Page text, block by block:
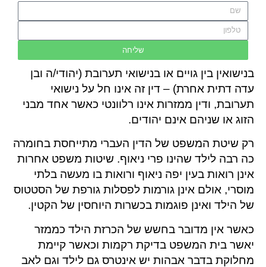
שליחה
בנישואין בין גויים או בנישואי תערובת (יהודי/ה ובן
עדה דתית אחרת) – דין זה אינו חל על נישואי
תערובת, ודין ממזרות אינו רלוונטי כאשר אחד מבני
הזוג או שניהם אינם יהודים.
רק שיטת המשפט של הדין העברי מתייחסת בחומרה
כה רבה לילד שהינו פרי ניאוף. שיטות משפט אחרות
אינן רואות בעין יפה ניאוף ורואות בו מעשה בלתי
מוסרי, אולם אינן גורמות לפסלות גורפת של הסטטוס
של הילד ואינן פוגמות בכשרות היוחסין של הקטין.
כאשר אין מדובר בחשש של הכרזת הילד כממזר
יאשר בית המשפט בדיקת רקמות וכאשר קיימת
מחלוקת בדבר אבהות יש אינטרס גם לילד וגם לאב